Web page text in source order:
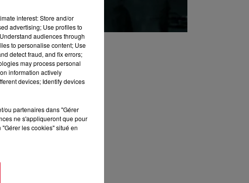
interest: Store and/or
advertising; Use profiles to
audiences through
to personalise content; Use
detect fraud, and fix errors;
may process personal
information actively
devices; Identify devices
ou partenaires dans "Gérer
ne s'appliqueront que pour
les cookies" situé en